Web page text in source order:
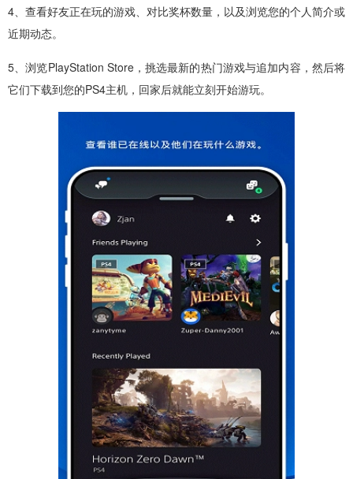
4、查看好友正在玩的游戏、对比奖杯数量，以及浏览您的个人简介或
近期动态。
5、浏览PlayStation Store，挑选最新的热门游戏与追加内容，然后将
它们下载到您的PS4主机，回家后就能立刻开始游玩。